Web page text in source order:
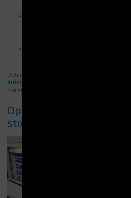
Fonctionne avec des plateaux
Permet un stockage plus dense et
Optimisez votre gestion des stocks avec les
automatisées
maintenant.
Optimisation de
stocks avec un stockeur